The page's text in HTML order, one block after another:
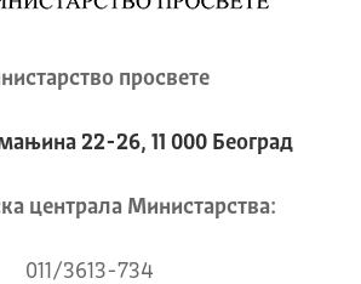
просвете
22-26, 11 000 Београд
централа Mинистарства:
011/3613-734